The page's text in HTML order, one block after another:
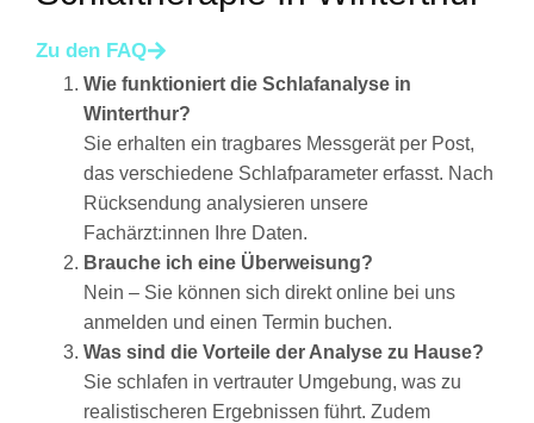
Zu den FAQ
Wie funktioniert die Schlafanalyse in
Winterthur?
Sie erhalten ein tragbares Messgerät per Post,
das verschiedene Schlafparameter erfasst. Nach
Rücksendung analysieren unsere
Fachärzt:innen Ihre Daten.
Brauche ich eine Überweisung?
Nein – Sie können sich direkt online bei uns
anmelden und einen Termin buchen.
Was sind die Vorteile der Analyse zu Hause?
Sie schlafen in vertrauter Umgebung, was zu
realistischeren Ergebnissen führt. Zudem